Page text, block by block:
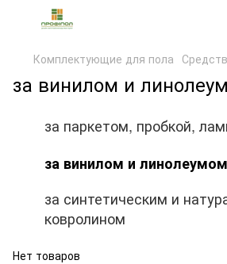
Комплектующие для пола
за винилом и
за паркетом, пробкой,
за винилом и линолеумом
за синтетическим и
ковролином
Нет товаров